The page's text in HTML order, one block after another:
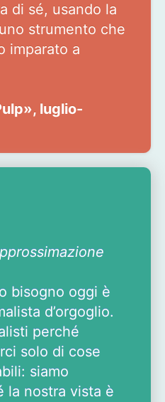
di sé, usando la
strumento che
imparato a
luglio-
bisogno oggi è
d’orgoglio.
perché
solo di cose
siamo
la nostra vista è